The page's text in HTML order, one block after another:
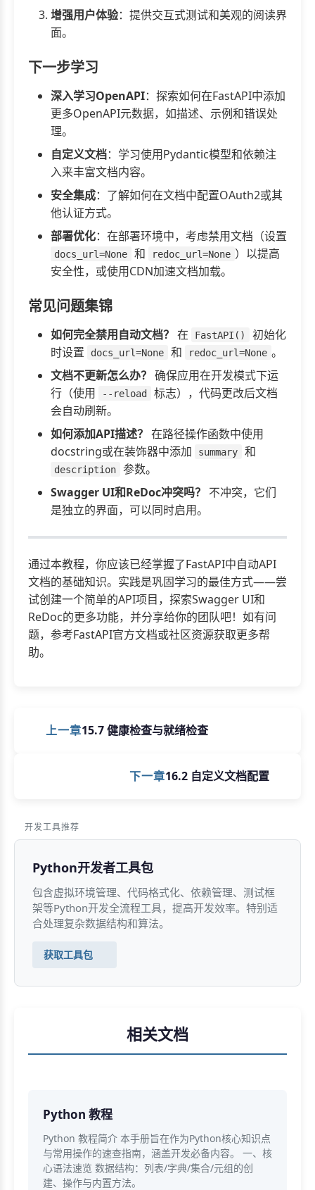
增强用户体验：提供交互式测试和美观的阅读界
面。
下一步学习
深入学习OpenAPI：探索如何在FastAPI中添加
更多OpenAPI元数据，如描述、示例和错误处
理。
自定义文档：学习使用Pydantic模型和依赖注
入来丰富文档内容。
安全集成：了解如何在文档中配置OAuth2或其
他认证方式。
部署优化：在部署环境中，考虑禁用文档（设置
docs_url=None 和 redoc_url=None ）以提高
安全性，或使用CDN加速文档加载。
常见问题集锦
如何完全禁用自动文档？ 在 FastAPI()
初始化
时设置
docs_url=None 和 redoc_url=None 。
文档不更新怎么办？ 确保应用在开发模式下运
行（使用
--reload
标志），代码更改后文档
会自动刷新。
如何添加API描述？ 在路径操作函数中使用
docstring或在装饰器中添加
summary 和
description
参数。
Swagger UI和ReDoc冲突吗？ 不冲突，它们
是独立的界面，可以同时启用。
通过本教程，你应该已经掌握了FastAPI中自动API
文档的基础知识。实践是巩固学习的最佳方式——尝
试创建一个简单的API项目，探索Swagger UI和
ReDoc的更多功能，并分享给你的团队吧！如有问
题，参考FastAPI官方文档或社区资源获取更多帮
助。
上一章15.7 健康检查与就绪检查
下一章16.2 自定义文档配置
开发工具推荐
Python开发者工具包
包含虚拟环境管理、代码格式化、依赖管理、测试框
架等Python开发全流程工具，提高开发效率。特别适
合处理复杂数据结构和算法。
获取工具包
相关文档
Python 教程
Python 教程简介 本手册旨在作为Python核心知识点
与常用操作的速查指南，涵盖开发必备内容。 一、核
心语法速览 数据结构：列表/字典/集合/元组的创
建、操作与内置方法。